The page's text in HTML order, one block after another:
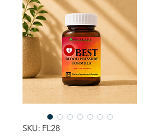
SKU: FL28